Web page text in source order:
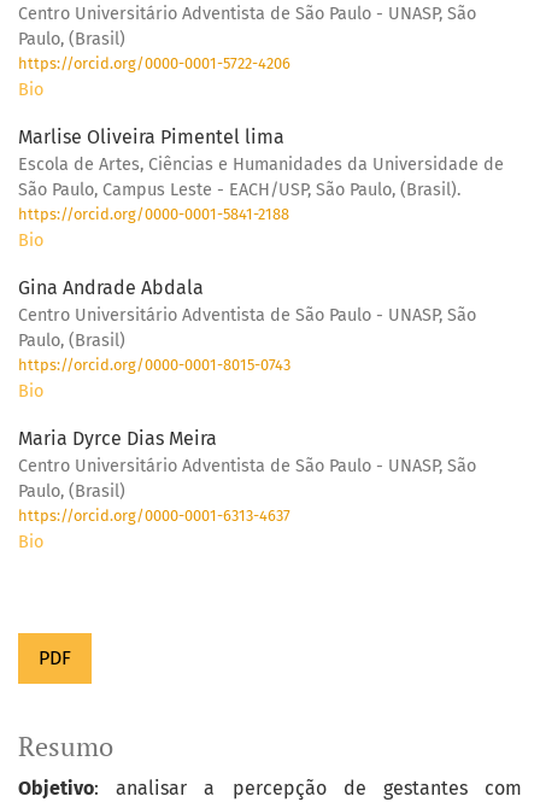
Centro Universitário Adventista de São Paulo - UNASP, São
Paulo, (Brasil)
https://orcid.org/0000-0001-5722-4206
Bio
Marlise Oliveira Pimentel lima
Escola de Artes, Ciências e Humanidades da Universidade de
São Paulo, Campus Leste - EACH/USP, São Paulo, (Brasil).
https://orcid.org/0000-0001-5841-2188
Bio
Gina Andrade Abdala
Centro Universitário Adventista de São Paulo - UNASP, São
Paulo, (Brasil)
https://orcid.org/0000-0001-8015-0743
Bio
Maria Dyrce Dias Meira
Centro Universitário Adventista de São Paulo - UNASP, São
Paulo, (Brasil)
https://orcid.org/0000-0001-6313-4637
Bio
PDF
Resumo
Objetivo: analisar a percepção de gestantes com